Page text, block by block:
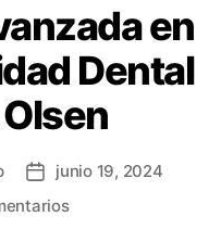
en
Dental
junio 19, 2024